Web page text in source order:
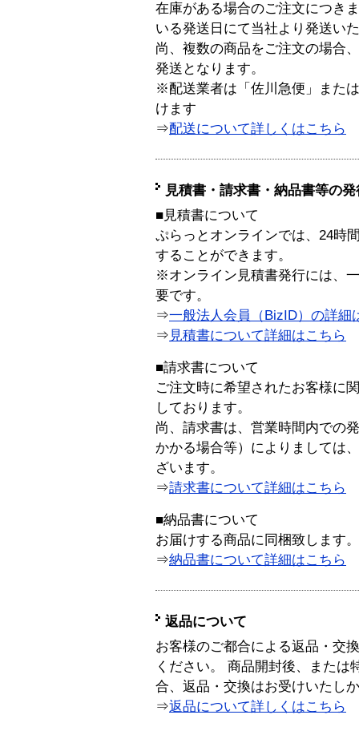
在庫がある場合のご注文につき
いる発送日にて当社より発送い
尚、複数の商品をご注文の場合
発送となります。
※配送業者は「佐川急便」また
けます
⇒配送について詳しくはこちら
見積書・請求書・納品書等の
■見積書について
ぷらっとオンラインでは、24時
することができます。
※オンライン見積書発行には、
要です。
⇒一般法人会員（BizID）の詳細
⇒ 見積書について詳細はこちら
■請求書について
ご注文時に希望されたお客様に
しております。
尚、請求書は、営業時間内での
かかる場合等）によりましては
ざいます。
⇒請求書について詳細はこちら
■納品書について
お届けする商品に同梱致します。
⇒納品書について詳細はこちら
返品について
お客様のご都合による返品・交
ください。 商品開封後、または
合、返品・交換はお受けいたし
⇒返品について詳しくはこちら